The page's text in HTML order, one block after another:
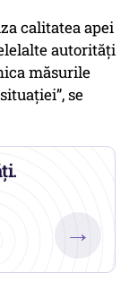
calitatea apei
autorităţi
măsurile
se
→